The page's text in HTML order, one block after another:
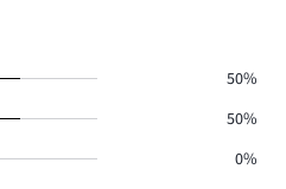
50%
50%
0%